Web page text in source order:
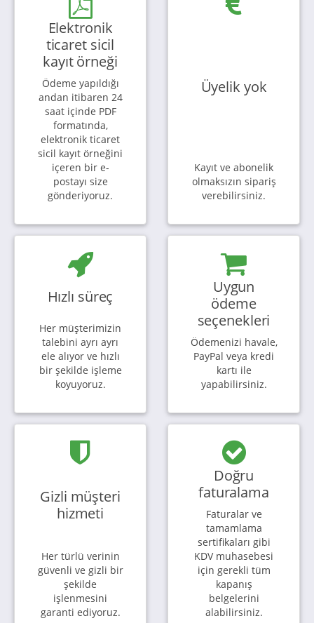
Elektronik
ticaret sicil
kayıt örneği
Ödeme yapıldığı
andan itibaren 24
saat içinde PDF
formatında,
elektronik ticaret
sicil kayıt örneğini
içeren bir e-
postayı size
gönderiyoruz.
Üyelik yok
Kayıt ve abonelik
olmaksızın sipariş
verebilirsiniz.
Hızlı süreç
Her müşterimizin
talebini ayrı ayrı
ele alıyor ve hızlı
bir şekilde işleme
koyuyoruz.
Uygun
ödeme
seçenekleri
Ödemenizi havale,
PayPal veya kredi
kartı ile
yapabilirsiniz.
Gizli müşteri
hizmeti
Her türlü verinin
güvenli ve gizli bir
şekilde
işlenmesini
garanti ediyoruz.
Doğru
faturalama
Faturalar ve
tamamlama
sertifikaları gibi
KDV muhasebesi
için gerekli tüm
kapanış
belgelerini
alabilirsiniz.